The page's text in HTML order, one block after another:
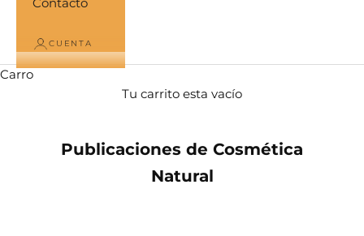
CUENTA
Carro
Tu carrito esta vacío
Publicaciones de Cosmética
Natural